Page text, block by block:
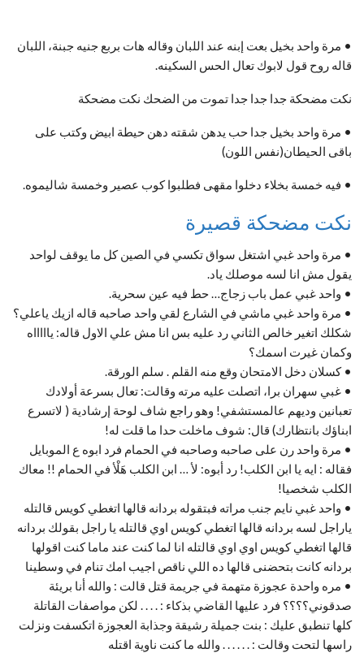
• مرة واحد بخيل بعت إبنه عند اللبان وقاله هات بربع جنيه جبنة، اللبان
قاله روح قول لابوك تعال الحس السكينه.
نكت مضحكة جدا جدا جدا تموت من الضحك نكت مضحكة
• مرة واحد بخيل جدا حب يدهن شقته دهن حيطة ابيض وكتب على
باقى الحيطان(نفس اللون)
• فيه خمسة بخلاء دخلوا مقهى فطلبوا كوب عصير وخمسة شاليموه.
نكت مضحكة قصيرة
• مرة واحد غبي اشتغل سواق تكسي في الصين كل ما يوقف لواحد
يقول مش انا لسه موصلك ياد.
• واحد غبي عمل باب زجاج… حط فيه عين سحرية.
• مرة واحد غبي ماشي في الشارع لقي واحد صاحبه قاله ازيك ياعلي؟
شكلك اتغير خالص الثاني رد عليه بس انا مش علي الاول قاله: ياااااه
وكمان غيرت اسمك؟
• كسلان دخل الامتحان وقع منه القلم . سلم الورقة.
• غبي سهران برا، اتصلت عليه مرته وقالت: تعال بسرعة أولادك
تعبانين وديهم عالمستشفي! وهو راجع شاف لوحة إرشادية ( لاتسرع
ابناؤك بانتظارك) قال: شوف ماخلت حدا ما قلت له!
• مرة واحد رن على صاحبه وصاحبه في الحمام فرد ابوه ع الموبايل
فقاله : ايه يا ابن الكلب! رد أبوه: لأ … ابن الكلب هَلْأ في الحمام !! معاك
الكلب شخصيا!
• واحد غبي نايم جنب مراته فبتقوله بردانه قالها اتغطي كويس قالتله
ياراجل لسه بردانه قالها اتغطي كويس اوي قالتله يا راجل بقولك بردانه
قالها اتغطي كويس اوي اوي قالتله انا لما كنت عند ماما كنت اقولها
بردانه كانت بتحضنى قالها ده اللي ناقص اجيب امك تنام في وسطينا
• مره واحدة عجوزة متهمة في جريمة قتل قالت : والله أنا بريئة
صدقوني؟؟؟؟ فرد عليها القاضي بذكاء : . . . . لكن مواصفات القاتلة
كلها تنطبق عليك : بنت جميلة رشيقة وجذابة العجوزة اتكسفت ونزلت
راسها لتحت وقالت : . . . . . . والله ما كنت ناوية اقتله